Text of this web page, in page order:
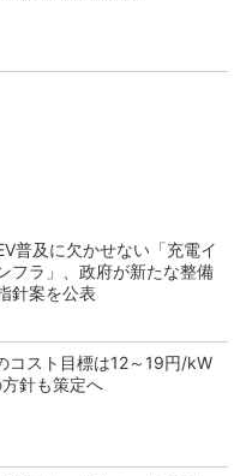
普及に欠かせない「充電イ
フラ」、政府が新たな整備
針案を公表
コスト目標は12～19円/kW
針も策定へ